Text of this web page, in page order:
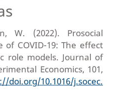
W. (2022). Prosocial
COVID-19: The effect
role models. Journal of
Economics, 101,
doi.org/10.1016/j.socec.